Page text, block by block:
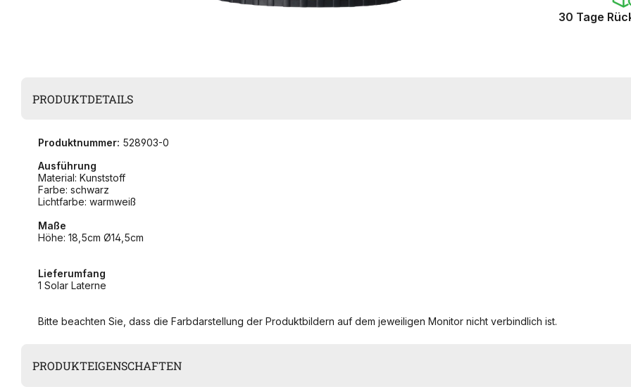
30 Tage
PRODUKTDETAILS
Produktnummer: 528903-0
Ausführung
Material: Kunststoff
Farbe: schwarz
Lichtfarbe: warmweiß
Maße
Höhe: 18,5cm Ø14,5cm
Lieferumfang
1 Solar Laterne
Bitte beachten Sie, dass die Farbdarstellung der Produktbildern auf dem jeweiligen Monitor nicht verbindlich ist.
PRODUKTEIGENSCHAFTEN